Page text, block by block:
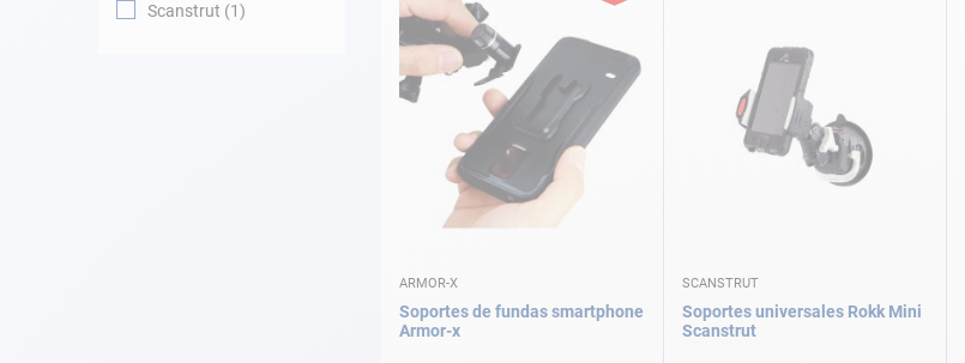
ARMOR-X
Soportes de fundas smartphone
Armor-x
SCANSTRUT
Soportes universales Rokk Mini
Scanstrut
Scanstrut 1